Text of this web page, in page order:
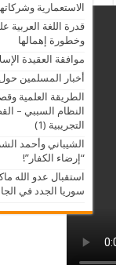
الاستعمارية
قدرة اللغة العربية
وخطورة إهمالها
موافقة العقيدة
أخبار المسلمين حول
الطريقة العلمية
النظام السببي –
التجريبية (1)
الشيباني وأحمد
“إرضاء الكفار”!
استقبال عدو الله
سوريا الجدد في